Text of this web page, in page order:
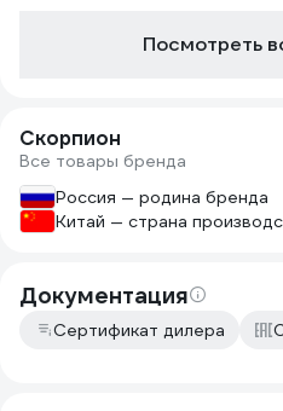
Посмотреть
Скорпион
Все товары бренда
Россия — родина бренда
Китай — страна
Документация
Сертификат дилера